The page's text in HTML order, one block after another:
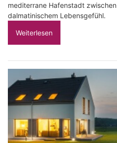
mediterrane Hafenstadt
dalmatinischem Lebensgefühl.
Weiterlesen